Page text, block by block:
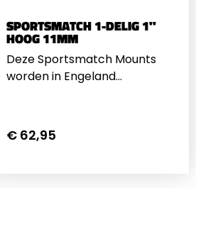
SPORTSMATCH 1-DELIG 1"
HOOG 11MM
Deze Sportsmatch Mounts
worden in Engeland
montageringen. De
nauwkeurigheid is altijd goed
€ 62,95